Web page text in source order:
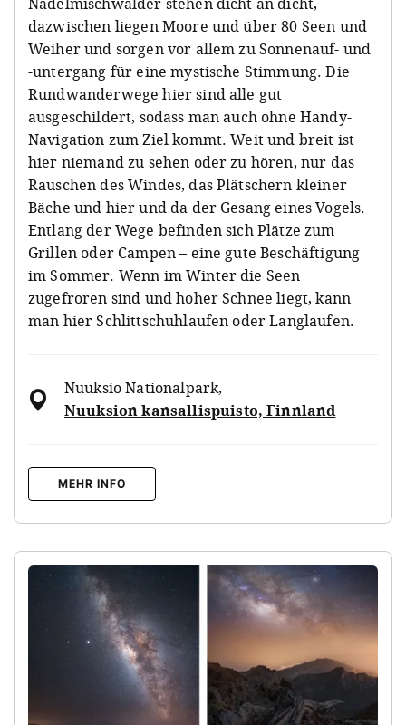
dazwischen liegen Moore und über 80 Seen und
Weiher und sorgen vor allem zu Sonnenauf- und
-untergang für eine mystische Stimmung. Die
Rundwanderwege hier sind alle gut
ausgeschildert, sodass man auch ohne Handy-
Navigation zum Ziel kommt. Weit und breit ist
hier niemand zu sehen oder zu hören, nur das
Rauschen des Windes, das Plätschern kleiner
Bäche und hier und da der Gesang eines Vogels.
Entlang der Wege befinden sich Plätze zum
Grillen oder Campen – eine gute Beschäftigung
im Sommer. Wenn im Winter die Seen
zugefroren sind und hoher Schnee liegt, kann
man hier Schlittschuhlaufen oder Langlaufen.
Nuuksio Nationalpark,
Nuuksion kansallispuisto, Finnland
MEHR INFO